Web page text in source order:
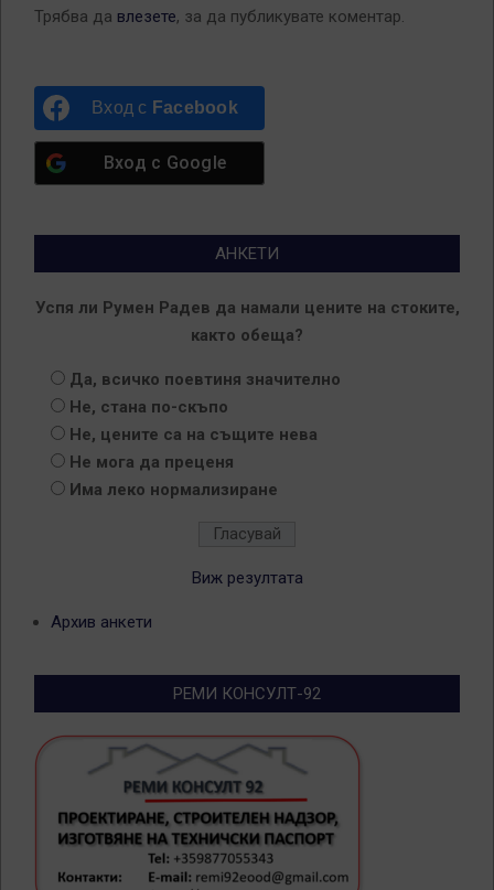
Трябва да влезете, за да публикувате коментар.
Вход с Facebook
Вход с Google
АНКЕТИ
Успя ли Румен Радев да намали цените на стоките,
както обеща?
Да, всичко поевтиня значително
Не, стана по-скъпо
Не, цените са на същите нева
Не мога да преценя
Има леко нормализиране
Виж резултата
Архив анкети
РЕМИ КОНСУЛТ-92